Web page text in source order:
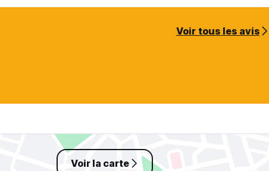
Voir tous les avis
Voir la carte